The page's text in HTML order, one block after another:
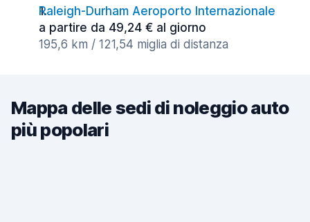
Raleigh-Durham Aeroporto Internazionale
a partire da 49,24 € al giorno
195,6 km / 121,54 miglia di distanza
Mappa delle sedi di noleggio auto
più popolari